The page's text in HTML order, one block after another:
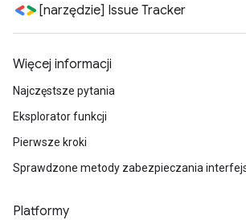
[narzędzie] Issue Tracker
Więcej informacji
Najczęstsze pytania
Eksplorator funkcji
Pierwsze kroki
Sprawdzone metody zabezpieczania
Platformy